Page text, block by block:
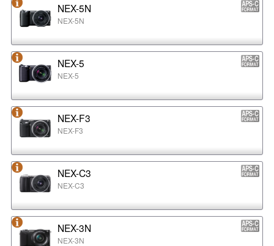
NEX-5N
NEX-5N
NEX-5
NEX-5
NEX-F3
NEX-F3
NEX-C3
NEX-C3
NEX-3N
NEX-3N